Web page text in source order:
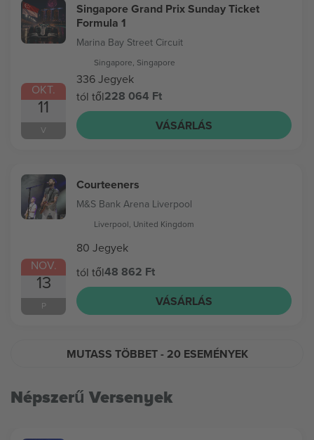
OKT.
11
V
Singapore Grand Prix Sunday Ticket
Formula 1
Marina Bay Street Circuit
Singapore, Singapore
336 Jegyek
tól től228 064 Ft
VÁSÁRLÁS
NOV.
13
P
Courteeners
M&S Bank Arena Liverpool
Liverpool, United Kingdom
80 Jegyek
tól től48 862 Ft
VÁSÁRLÁS
MUTASS TÖBBET- 20 ESEMÉNYEK
Népszerű Versenyek